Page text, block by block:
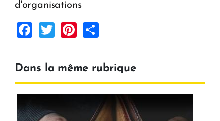
d'organisations
Facebook
TwitterPinterest
Dans la même rubrique